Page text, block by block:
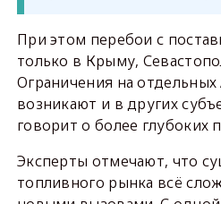
При этом перебои с
только в Крыму,
Ограничения на
возникают и в других
говорит о более глубоких
Эксперты отмечают, что
топливного рынка всё